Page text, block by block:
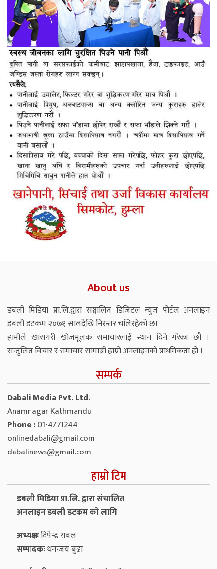
About us
डबली मिडिया प्रा.लि.द्वारा सञ्चालित डिजिटल न्युज पोर्टल अनलाइन
डबली डटकम २०७१ सालदेखि निरन्तर चलिरहेको छ।
हामीले खासगरी खोजमूलक समाचारलाई स्थान दिने गरेका छौं ।
सन्तुलित विचार र समाचार सामाग्री हाम्रो अनलाइनको प्राथमिकता हो ।
सम्पर्क
Dabali Media Pvt. Ltd.
Anamnagar Kathmandu
Phone :01-4771244
onlinedabali@gmail.com
dabalinews@gmail.com
हाम्रो टिम
डबली मिडिया प्रा.लि. द्वारा संचालित
अनलाइन डबली डटकम को लागि
अध्यक्षःदिपेन्द्र रावल
सम्पादकःधनन्‍जय बुढा